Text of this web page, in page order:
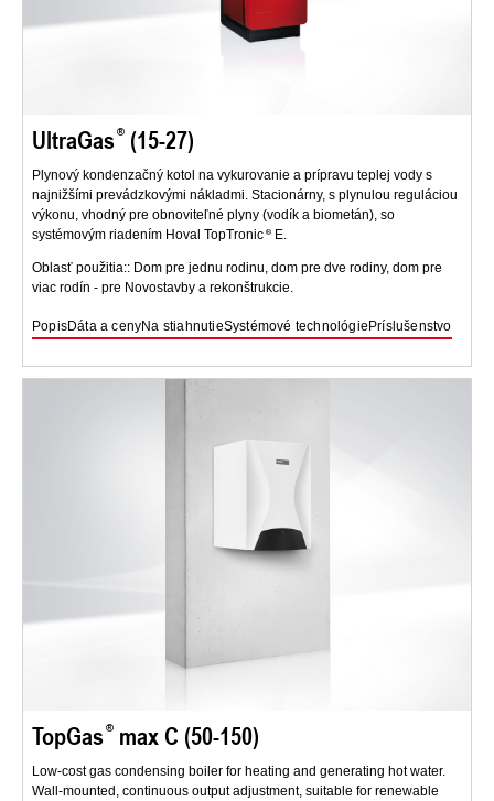
UltraGas (15-27)
Plynový kondenzačný kotol na vykurovanie a prípravu teplej vody s
najnižšími prevádzkovými nákladmi. Stacionárny, s plynulou reguláciou
výkonu, vhodný pre obnoviteľné plyny (vodík a biometán), so
systémovým riadením Hoval TopTronic
E.
Oblasť použitia:: Dom pre jednu rodinu, dom pre dve rodiny, dom pre
viac rodín - pre Novostavby a rekonštrukcie.
PopisDáta a cenyNa stiahnutieSystémové technológie Príslušenstvo
TopGas max C (50-150)
Low-cost gas condensing boiler for heating and generating hot water.
Wall-mounted, continuous output adjustment, suitable for renewable